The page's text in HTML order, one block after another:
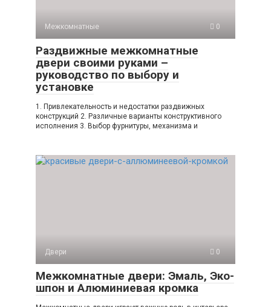
Межкомнатные 0
Раздвижные межкомнатные
двери своими руками –
руководство по выбору и
установке
1. Привлекательность и недостатки раздвижных
конструкций 2. Различные варианты конструктивного
исполнения 3. Выбор фурнитуры, механизма и
Двери 0
Межкомнатные двери: Эмаль, Эко-
шпон и Алюминиевая кромка